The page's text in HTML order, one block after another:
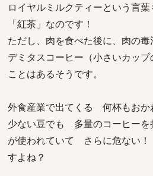
ロイヤルミルクティーという言
「紅茶」なのです！
ただし、肉を食べた後に、肉の毒
デミタスコーヒー（小さいカッ
ことはあるそうです。
外食産業で出てくる 何杯もおか
少ない豆でも 多量のコーヒーを
が使われていて さらに危ない
すよね？